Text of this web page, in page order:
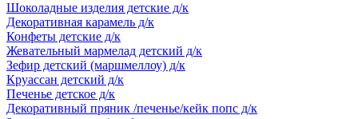
Шоколадные изделия детские д/к
Декоративная карамель д/к
Конфеты детские д/к
Жевательный мармелад детский д/к
Зефир детский (маршмеллоу) д/к
Круассан детский д/к
Печенье детское д/к
Декоративный пряник /печенье/кейк попс д/к